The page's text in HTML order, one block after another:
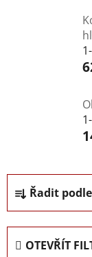
Ř
a
z
Řadit
OTEVŘÍT